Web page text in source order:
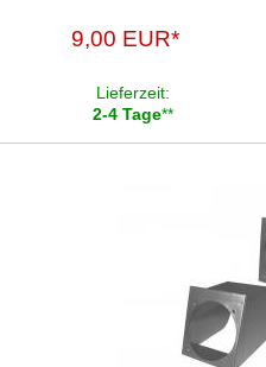
für Volkswagen
universal
9,00 EUR*
Lieferzeit:
2-4 Tage**